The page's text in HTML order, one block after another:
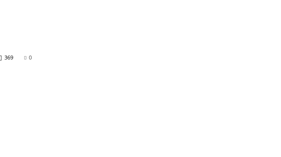
0
369